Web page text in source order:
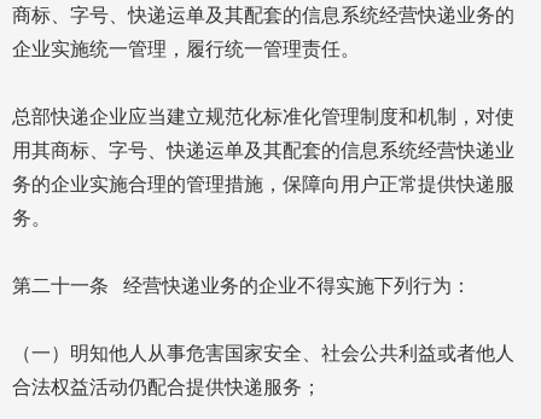
商标、字号、快递运单及其配套的信息系统经营快递业务的
企业实施统一管理，履行统一管理责任。
总部快递企业应当建立规范化标准化管理制度和机制，对使
用其商标、字号、快递运单及其配套的信息系统经营快递业
务的企业实施合理的管理措施，保障向用户正常提供快递服
务。
第二十一条 经营快递业务的企业不得实施下列行为：
（一）明知他人从事危害国家安全、社会公共利益或者他人
合法权益活动仍配合提供快递服务；